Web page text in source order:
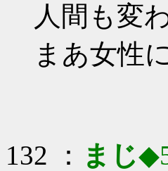
人間も変
まあ女性
132 ： まじ